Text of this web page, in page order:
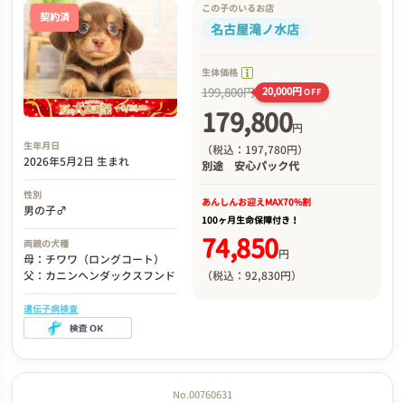
契約済
生年月日
2026年5月2日 生まれ
性別
男の子♂
両親の犬種
母：チワワ（ロングコート）
父：カニンヘンダックスフンド
遺伝子病検査
この子のいるお店
名古屋滝ノ水店
生体価格
199,800円 20,000円OFF
179,800円
（税込：197,780円）
別途 安心パック代
あんしんお迎えMAX70%割
100ヶ月生命保障付き！
74,850円
（税込：92,830円）
No.00760631